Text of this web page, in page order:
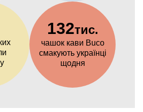
132тис.
чашок кави Buco
смакують українці
щодня